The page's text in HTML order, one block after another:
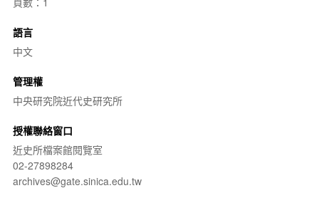
語言
中文
管理權
中央研究院近代史研究所
授權聯絡窗口
近史所檔案館閱覽室
02-27898284
archives@gate.sinica.edu.tw